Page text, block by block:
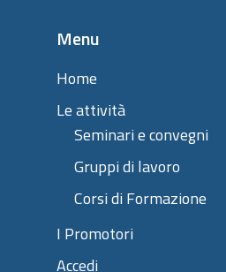
Menu
Home
Le attività
Seminari e convegni
Gruppi di lavoro
Corsi di Formazione
I Promotori
Accedi